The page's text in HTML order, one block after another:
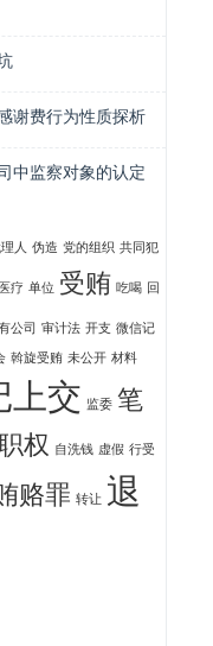
谢费行为性质探析
中监察对象的认定
人 伪造 党的组织 共同犯
疗 单位 受贿 吃喝 回
公司 审计法 开支 微信记
斡旋受贿 未公开 材料
上交 监委 笔
权 自洗钱 虚假 行受
赂罪 转让 退